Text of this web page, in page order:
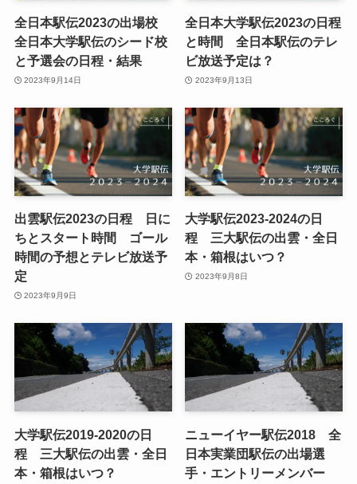
全日本駅伝2023の出場校
全日本大学駅伝のシード校
と予選会の日程・結果
2023年9月14日
全日本大学駅伝2023の日程
と時間 全日本駅伝のテレ
ビ放送予定は？
2023年9月13日
出雲駅伝2023の日程 日に
ちとスタート時間 ゴール
時間の予想とテレビ放送予
定
2023年9月9日
大学駅伝2023-2024の日
程 三大駅伝の出雲・全日
本・箱根はいつ？
2023年9月8日
大学駅伝2019-2020の日
程 三大駅伝の出雲・全日
本・箱根はいつ？
ニューイヤー駅伝2018 全
日本実業団駅伝の出場選
手・エントリーメンバー